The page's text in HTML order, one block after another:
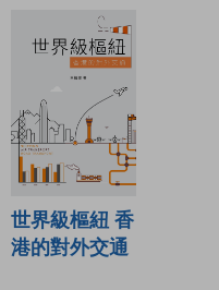
世界級樞紐 香
港的對外交通